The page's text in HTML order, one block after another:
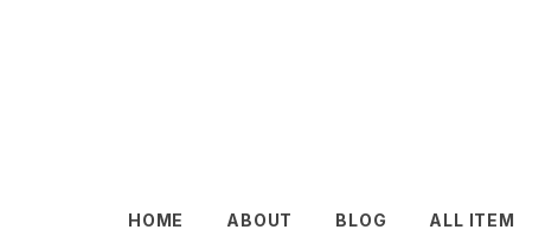
HOME ABOUT BLOG ALL ITEM